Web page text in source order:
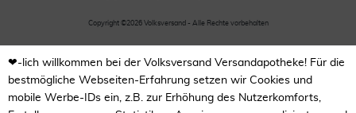
Copyright ©2026 Volksversand - Alle Rechte vorbehalten
❤-lich willkommen bei der Volksversand Versandapotheke! Für die
bestmögliche Webseiten-Erfahrung setzen wir Cookies und
mobile Werbe-IDs ein, z.B. zur Erhöhung des Nutzerkomforts,